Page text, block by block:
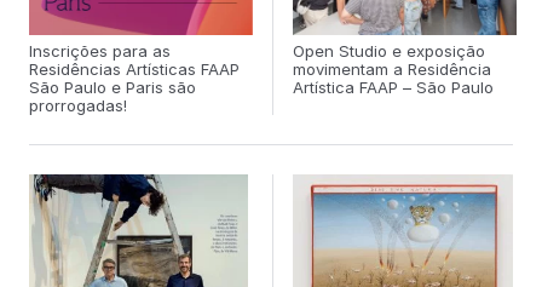
Inscrições para as
Residências Artísticas FAAP
São Paulo e Paris são
prorrogadas!
Open Studio e exposição
movimentam a Residência
Artística FAAP – São Paulo